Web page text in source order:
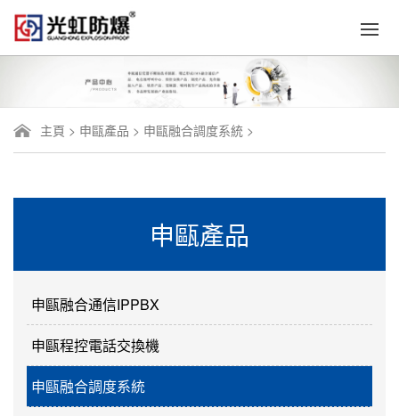
主頁 > 申甌產品 > 申甌融合調度系統 >
申甌產品
申甌融合通信IPPBX
申甌程控電話交換機
申甌融合調度系統